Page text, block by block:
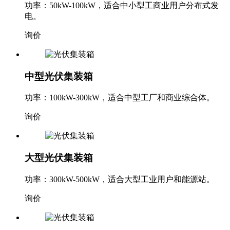
功率：50kW-100kW，适合中小型工商业用户分布式发
电。
询价
中型光伏集装箱
功率：100kW-300kW，适合中型工厂和商业综合体。
询价
大型光伏集装箱
功率：300kW-500kW，适合大型工业用户和能源站。
询价